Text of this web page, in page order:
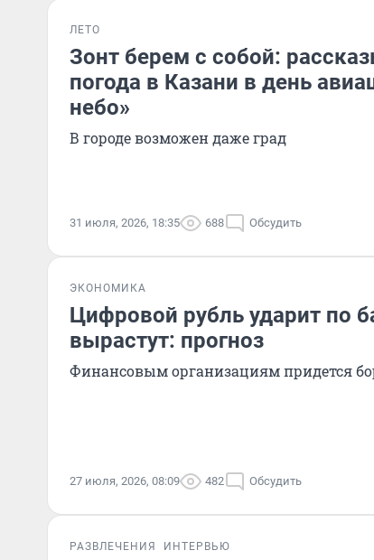
ЛЕТО
Зонт берем с собой:
погода в Казани в день
небо»
В городе возможен даже град
31 июля, 2026, 18:35 688 Обсудить
ЭКОНОМИКА
Цифровой рубль ударит по
вырастут: прогноз
Финансовым организациям придется
27 июля, 2026, 08:09 482 Обсудить
РАЗВЛЕЧЕНИЯ ИНТЕРВЬЮ